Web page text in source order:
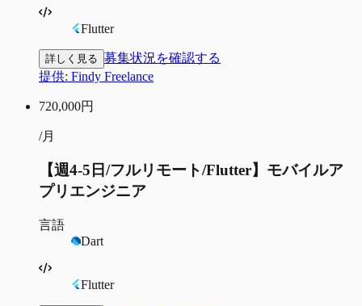
Flutter
詳しく見る 募集状況を確認する
提供: Findy Freelance
720,000円
/月
【週4-5日/フルリモート/Flutter】モバイルア
プリエンジニア
言語
Dart
Flutter